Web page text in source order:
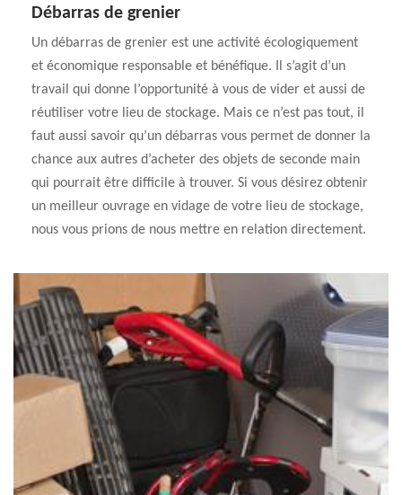
Débarras de grenier
Un débarras de grenier est une activité écologiquement
et économique responsable et bénéfique. Il s’agit d’un
travail qui donne l’opportunité à vous de vider et aussi de
réutiliser votre lieu de stockage. Mais ce n’est pas tout, il
faut aussi savoir qu’un débarras vous permet de donner la
chance aux autres d’acheter des objets de seconde main
qui pourrait être difficile à trouver. Si vous désirez obtenir
un meilleur ouvrage en vidage de votre lieu de stockage,
nous vous prions de nous mettre en relation directement.